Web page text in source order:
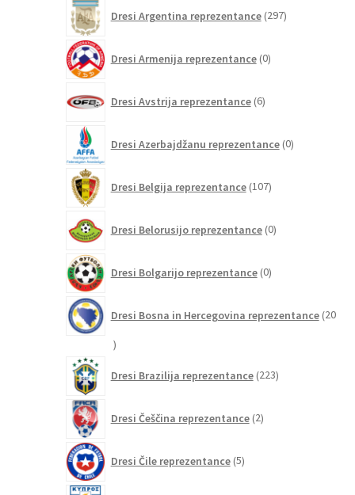
Dresi Argentina reprezentance 297izdelkov
Dresi Armenija reprezentance 0izdelkov
Dresi Avstrija reprezentance 6izdelkov
Dresi Azerbajdžanu reprezentance 0izdelkov
Dresi Belgija reprezentance 107izdelkov
Dresi Belorusijo reprezentance 0izdelkov
Dresi Bolgarijo reprezentance 0izdelkov
Dresi Bosna in Hercegovina reprezentance 20
20
Dresi Brazilija reprezentance 223izdelkov
Dresi Češčina reprezentance 2izdelka
Dresi Čile reprezentance 5izdelkov